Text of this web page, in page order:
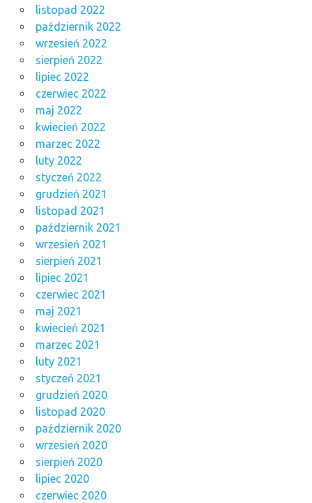
listopad 2022
październik 2022
wrzesień 2022
sierpień 2022
lipiec 2022
czerwiec 2022
maj 2022
kwiecień 2022
marzec 2022
luty 2022
styczeń 2022
grudzień 2021
listopad 2021
październik 2021
wrzesień 2021
sierpień 2021
lipiec 2021
czerwiec 2021
maj 2021
kwiecień 2021
marzec 2021
luty 2021
styczeń 2021
grudzień 2020
listopad 2020
październik 2020
wrzesień 2020
sierpień 2020
lipiec 2020
czerwiec 2020